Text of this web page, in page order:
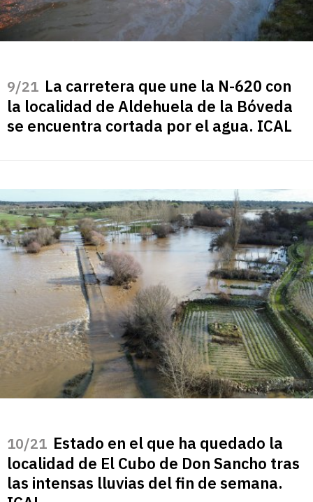
/21 La carretera que une la N-620 con
la localidad de Aldehuela de la Bóveda
se encuentra cortada por el agua. ICAL
/21 Estado en el que ha quedado la
localidad de El Cubo de Don Sancho tras
las intensas lluvias del fin de semana.